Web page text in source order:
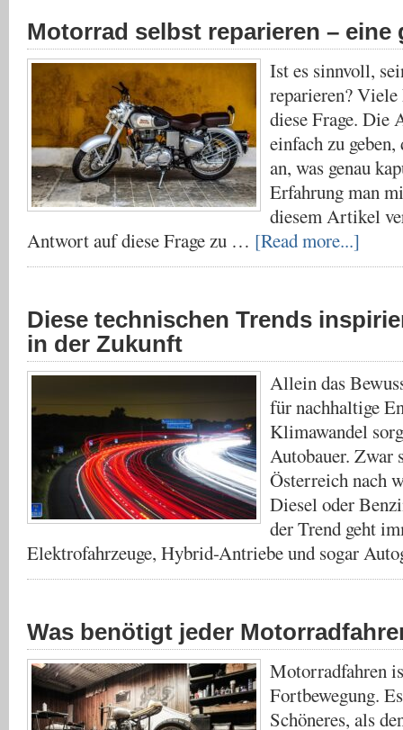
Motorrad selbst reparieren – eine
Ist es sinnvoll,
reparieren?
diese Frage. Die
einfach zu
an, was genau
Erfahrung man
diesem Artikel
Antwort auf diese Frage zu … [Read more...]
Diese technischen Trends
in der Zukunft
Allein das
für nachhaltige
Klimawandel
Autobauer. Zwar
Österreich nach
Diesel oder
der Trend geht
Elektrofahrzeuge, Hybrid-Antriebe und sogar
Was benötigt jeder
Motorradfahren
Fortbewegung.
Schöneres, als